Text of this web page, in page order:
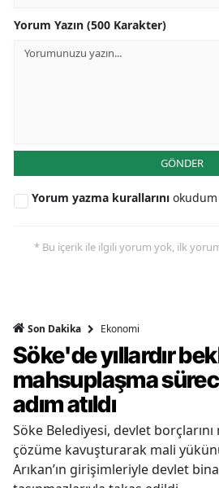
Yorum Yazın (500 Karakter)
GÖNDER
Yorum yazma kurallarını
* Bu içerik ile ilgili yorum yok, ilk
Son Dakika Ekonomi
Söke'de yıllardır
mahsuplaşma
adım atıldı
Söke Belediyesi, devlet
çözüme kavuşturarak mali
Arıkan’ın girişimleriyle devlet